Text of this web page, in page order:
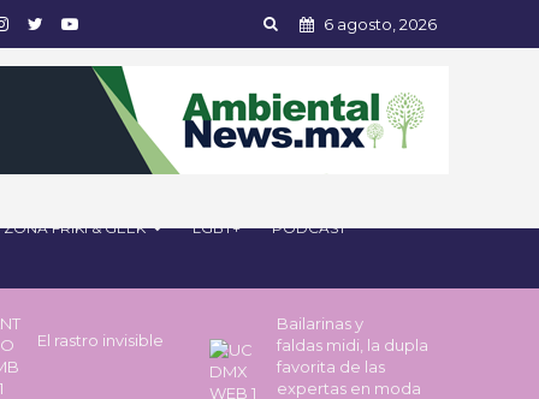
6 agosto, 2026
ZONA FRIKI & GEEK LGBT+ PODCAST
El rastro invisible
Bailarinas y
faldas midi, la dupla
favorita de las
expertas en moda